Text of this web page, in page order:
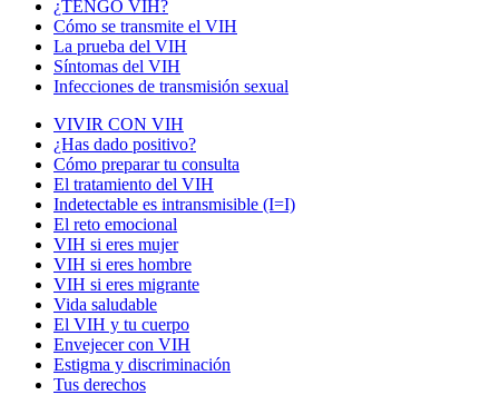
¿TENGO VIH?
Cómo se transmite el VIH
La prueba del VIH
Síntomas del VIH
Infecciones de transmisión sexual
VIVIR CON VIH
¿Has dado positivo?
Cómo preparar tu consulta
El tratamiento del VIH
Indetectable es intransmisible (I=I)
El reto emocional
VIH si eres mujer
VIH si eres hombre
VIH si eres migrante
Vida saludable
El VIH y tu cuerpo
Envejecer con VIH
Estigma y discriminación
Tus derechos